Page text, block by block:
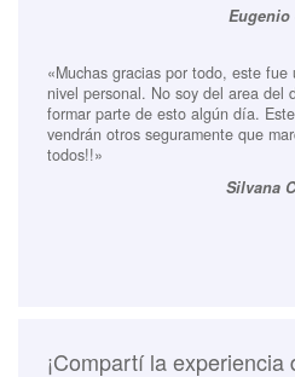
Eugenio
«Muchas gracias por todo, este
nivel personal. No soy del area del
formar parte de esto algún día.
vendrán otros seguramente que
todos!!»
Silvana
¡Compartí la experiencia